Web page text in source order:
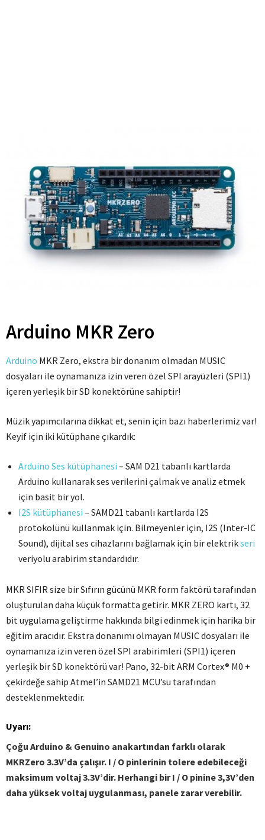
Arduino MKR Zero
Arduino MKR Zero, ekstra bir donanım olmadan MUSIC
dosyaları ile oynamanıza izin veren özel SPI arayüzleri (SPI1)
içeren yerleşik bir SD konektörüne sahiptir!
Müzik yapımcılarına dikkat et, senin için bazı haberlerimiz var!
Keyif için iki kütüphane çıkardık:
Arduino Ses kütüphanesi – SAM D21 tabanlı kartlarda
Arduino kullanarak ses verilerini çalmak ve analiz etmek
için basit bir yol.
I2S kütüphanesi – SAMD21 tabanlı kartlarda I2S
protokolünü kullanmak için. Bilmeyenler için, I2S (Inter-IC
Sound), dijital ses cihazlarını bağlamak için bir elektrikseri
veriyolu arabirim standardıdır.
MKR SIFIR size bir Sıfırın gücünü MKR form faktörü tarafından
oluşturulan daha küçük formatta getirir. MKR ZERO kartı, 32
bit uygulama geliştirme hakkında bilgi edinmek için harika bir
eğitim aracıdır. Ekstra donanımı olmayan MUSIC dosyaları ile
oynamanıza izin veren özel SPI arabirimleri (SPI1) içeren
yerleşik bir SD konektörü var! Pano, 32-bit ARM Cortex® M0 +
çekirdeğe sahip Atmel’in SAMD21 MCU’su tarafından
desteklenmektedir.
Uyarı:
Çoğu Arduino & Genuino anakartından farklı olarak
MKRZero 3.3V’da çalışır. I / O pinlerinin tolere edebileceği
maksimum voltaj 3.3V’dir. Herhangi bir I / O pinine 3,3V’den
daha yüksek voltaj uygulanması, panele zarar verebilir.